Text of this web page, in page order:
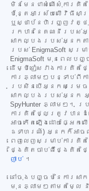
មិនមែនជាសំណើសុំការគិតថ្
ប៉ុន្តែអាស្រ័យលើវិធី
ឬស្ថាប័នហិរញ្ញវត្ថុ
រកបាននៃគណនីរបស់អ្
សាកល្បងរបស់អ្នកតាម
របស់ EnigmaSoft ស
EnigmaSoft មុនពេលប
ដើម្បីជៀសវាងការគិ
ការភ្លាមៗបន្ទាប់
ប្រសិនបើអ្នកសម្រេ
សាកល្បងរបស់អ្នក
SpyHunter ភ្លាមៗ។
ការគិតថ្លៃត្រូវបាន
អាចកើតឡើងដោយផ្អែ
ឧទាហរណ៍) អ្នកក៏អា
ពេញលេញសម្រាប់ការគិត
ថ្ងៃគិតចាប់ពីថ្ងៃគិត
ញាប់ ។
នៅចុងបញ្ចប់នៃការស
មុនភ្លាមៗតាមតម្លៃ